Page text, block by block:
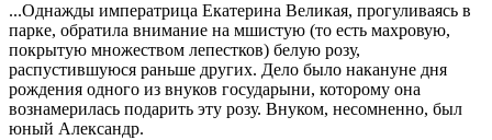
...Однажды императрица Екатерина Великая, прогуливаясь в
парке, обратила внимание на мшистую (то есть махровую,
покрытую множеством лепестков) белую розу,
распустившуюся раньше других. Дело было накануне дня
рождения одного из внуков государыни, которому она
вознамерилась подарить эту розу. Внуком, несомненно, был
юный Александр.